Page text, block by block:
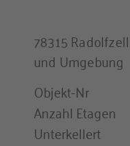
78315
und Umgebung
Objekt-Nr
Anzahl Etagen
Unterkellert